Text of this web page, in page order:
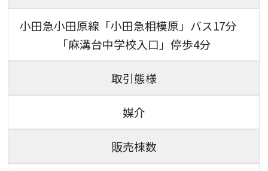
小田急小田原線「小田急相模原」バス17分
「麻溝台中学校入口」停歩4分
取引態様
媒介
販売棟数